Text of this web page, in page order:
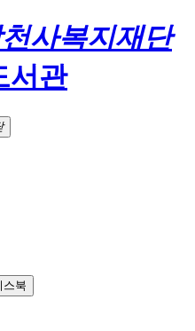
사복지재단
서관
스북